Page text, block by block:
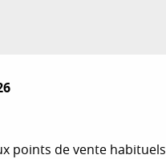
points de vente habituels